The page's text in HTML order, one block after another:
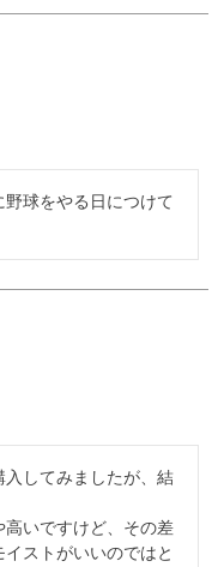
球をやる日につけて
してみましたが、結
高いですけど、その差
ストがいいのではと